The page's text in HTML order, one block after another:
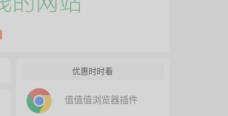
优惠时时看
值值值浏览器插件